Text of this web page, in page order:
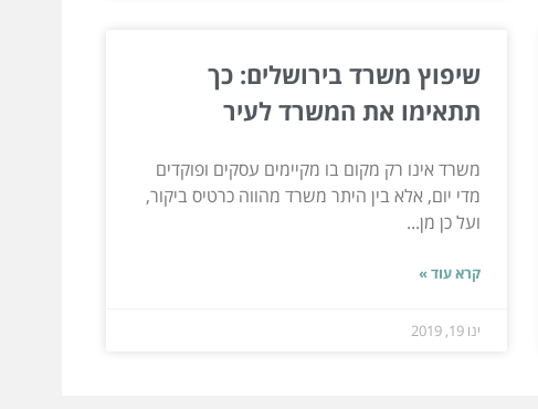
שיפוץ משרד בירושלים: כך
תתאימו את המשרד לעיר
משרד אינו רק מקום בו מקיימים עסקים ופוקדים
מדי יום, אלא בין היתר משרד מהווה כרטיס ביקור,
ועל כן מן...
קרא עוד »
ינו 19, 2019